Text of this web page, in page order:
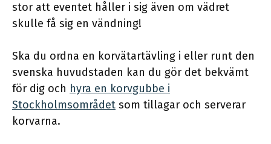
stor att eventet håller i sig även om vädret
skulle få sig en vändning!
Ska du ordna en korvätartävling i eller runt den
svenska huvudstaden kan du gör det bekvämt
för dig och hyra en korvgubbe i
Stockholmsområdet som tillagar och serverar
korvarna.